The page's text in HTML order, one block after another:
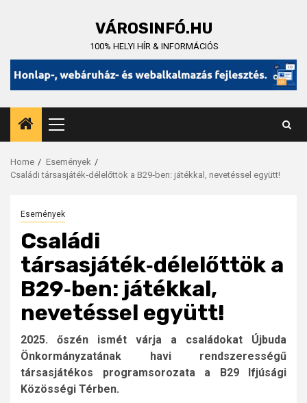
VÁROSINFÓ.HU
100% HELYI HÍR & INFORMÁCIÓS
Primary
Menu
Home
Események
Családi társasjáték‑délelőttök a B29‑ben: játékkal, nevetéssel együtt!
Események
Családi
társasjáték‑délelőttök a
B29‑ben: játékkal,
nevetéssel együtt!
2025. őszén ismét várja a családokat Újbuda
Önkormányzatának havi rendszerességű
társasjátékos programsorozata a B29 Ifjúsági
Közösségi Térben.